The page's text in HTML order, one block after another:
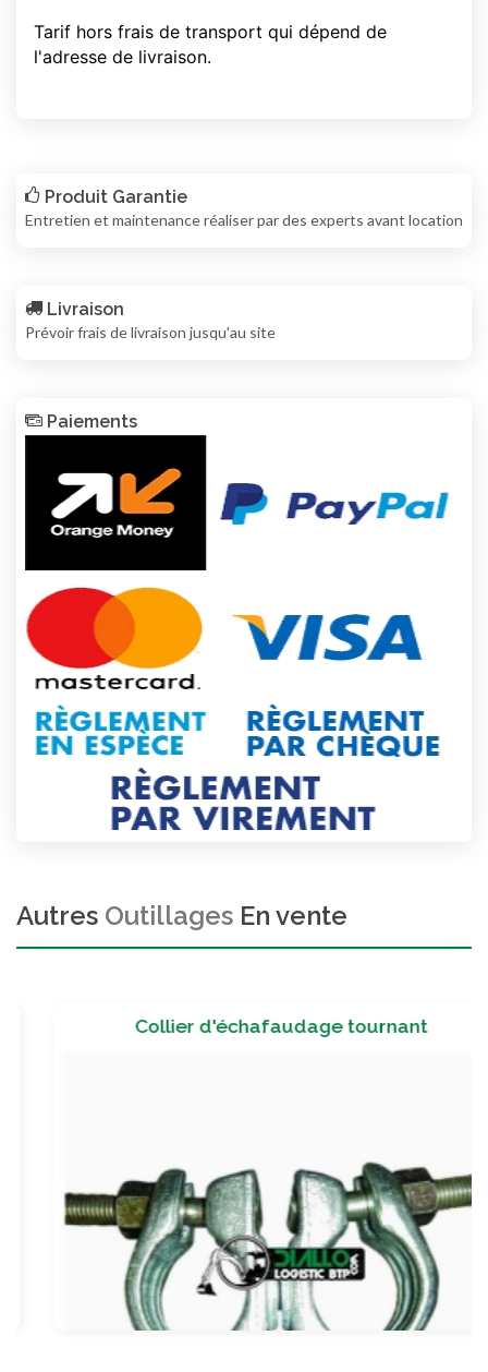
Tarif hors frais de transport qui dépend de
l'adresse de livraison.
Produit Garantie
Entretien et maintenance réaliser par des experts avant location
Livraison
Prévoir frais de livraison jusqu'au site
Paiements
Autres Outillages En vente
Collier d'échafaudage tournant